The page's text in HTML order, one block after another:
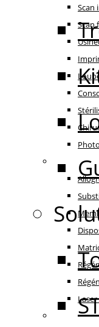
Scan
Scan
Laser
Oral Care